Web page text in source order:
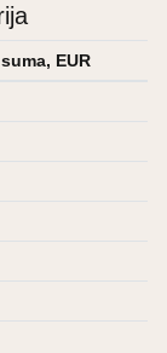
EUR